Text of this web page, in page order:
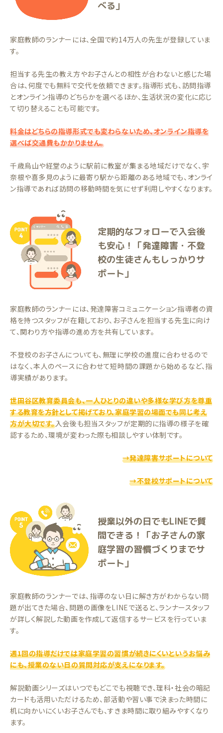
べる」
家庭教師のランナーには、全国で約14万人の先生が登録していま
す。
担当する先生の教え方やお子さんとの相性が合わないと感じた場
合は、何度でも無料で交代を依頼できます。指導形式も、訪問指導
とオンライン指導のどちらかを選べるほか、生活状況の変化に応じ
て切り替えることも可能です。
料金はどちらの指導形式でも変わらないため、オンライン指導を
選べば交通費もかかりません。
千歳烏山や経堂のように駅前に教室が集まる地域だけでなく、宇
奈根や喜多見のように最寄り駅から距離のある地域でも、オンライ
ン指導であれば訪問の移動時間を気にせず利用しやすくなります。
定期的なフォローで入会後
も安心！「発達障害・不登
校の生徒さんもしっかりサ
ポート」
家庭教師のランナーには、発達障害コミュニケーション指導者の資
格を持つスタッフが在籍しており、お子さんを担当する先生に向け
て、関わり方や指導の進め方を共有しています。
不登校のお子さんについても、無理に学校の進度に合わせるので
はなく、本人のペースに合わせて短時間の課題から始めるなど、指
導実績があります。
世田谷区教育委員会も、一人ひとりの違いや多様な学び方を尊重
する教育を方針として掲げており、家庭学習の場面でも同じ考え
方が大切です。入会後も担当スタッフが定期的に指導の様子を確
認するため、環境が変わった際も相談しやすい体制です。
→発達障害サポートについて
→不登校サポートについて
授業以外の日でもLINEで質
問できる！「お子さんの家
庭学習の習慣づくりまでサ
ポート」
家庭教師のランナーでは、指導のない日に解き方がわからない問
題が出てきた場合、問題の画像をLINEで送ると、ランナースタッフ
が詳しく解説した動画を作成して返信するサービスを行っていま
す。
週1回の指導だけでは家庭学習の習慣が続きにくいというお悩み
にも、授業のない日の質問対応が支えになります。
解説動画シリーズはいつでもどこでも視聴でき、理科・社会の暗記
カードも活用いただけるため、部活動や習い事で決まった時間に
机に向かいにくいお子さんでも、すきま時間に取り組みやすくなり
ます。